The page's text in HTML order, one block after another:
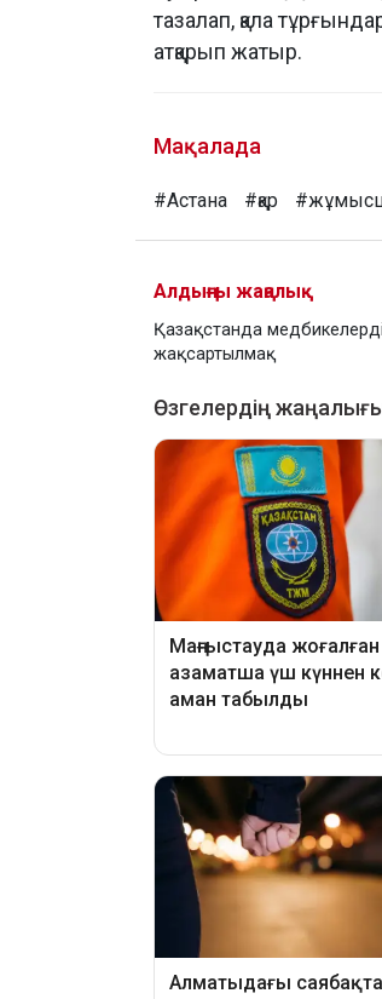
тазалап, қала
атқарып жатыр.
Мақалада
#Астана #қар
Алдыңғы жаңалық
Қазақстанда
жақсартылмақ